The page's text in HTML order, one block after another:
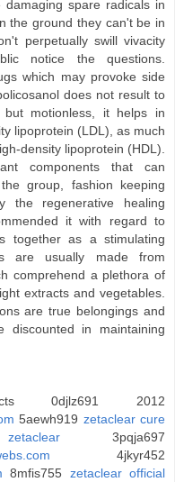
spare radicals in
the ground they can't be in
perpetually swill vivacity
notice the questions.
which may provoke side
does not result to
motionless, it helps in
lipoprotein (LDL), as much
density lipoprotein (HDL).
components that can
group, fashion keeping
the regenerative healing
it with regard to
together as a stimulating
are usually made from
comprehend a plethora of
extracts and vegetables.
are true belongings and
discounted in maintaining
0djlz691 2012
5aewh919 zetaclear cure
3pqja697
4jkyr452
8mfis755 zetaclear official